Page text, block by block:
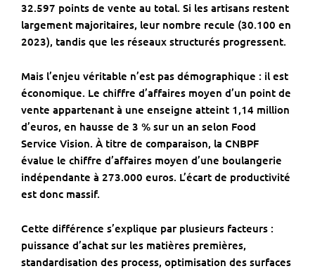
32.597 points de vente au total. Si les artisans restent
largement majoritaires, leur nombre recule (30.100 en
2023), tandis que les réseaux structurés progressent.
Mais l’enjeu véritable n’est pas démographique : il est
économique. Le chiffre d’affaires moyen d’un point de
vente appartenant à une enseigne atteint 1,14 million
d’euros, en hausse de 3 % sur un an selon Food
Service Vision. À titre de comparaison, la CNBPF
évalue le chiffre d’affaires moyen d’une boulangerie
indépendante à 273.000 euros. L’écart de productivité
est donc massif.
Cette différence s’explique par plusieurs facteurs :
puissance d’achat sur les matières premières,
standardisation des process, optimisation des surfaces